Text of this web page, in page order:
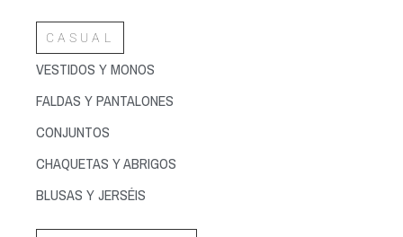
CASUAL
VESTIDOS Y MONOS
FALDAS Y PANTALONES
CONJUNTOS
CHAQUETAS Y ABRIGOS
BLUSAS Y JERSÉIS